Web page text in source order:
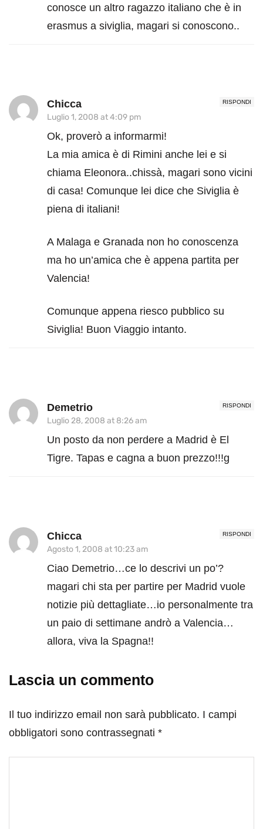
conosce un altro ragazzo italiano che è in
erasmus a siviglia, magari si conoscono..
RISPONDI
Chicca
Luglio 1, 2008 at 4:09 pm
Ok, proverò a informarmi!
La mia amica è di Rimini anche lei e si
chiama Eleonora..chissà, magari sono vicini
di casa! Comunque lei dice che Siviglia è
piena di italiani!
A Malaga e Granada non ho conoscenza
ma ho un’amica che è appena partita per
Valencia!
Comunque appena riesco pubblico su
Siviglia! Buon Viaggio intanto.
RISPONDI
Demetrio
Luglio 28, 2008 at 8:26 am
Un posto da non perdere a Madrid è El
Tigre. Tapas e cagna a buon prezzo!!!g
RISPONDI
Chicca
Agosto 1, 2008 at 10:23 am
Ciao Demetrio…ce lo descrivi un po’?
magari chi sta per partire per Madrid vuole
notizie più dettagliate…io personalmente tra
un paio di settimane andrò a Valencia…
allora, viva la Spagna!!
Lascia un commento
Il tuo indirizzo email non sarà pubblicato. I campi
obbligatori sono contrassegnati *